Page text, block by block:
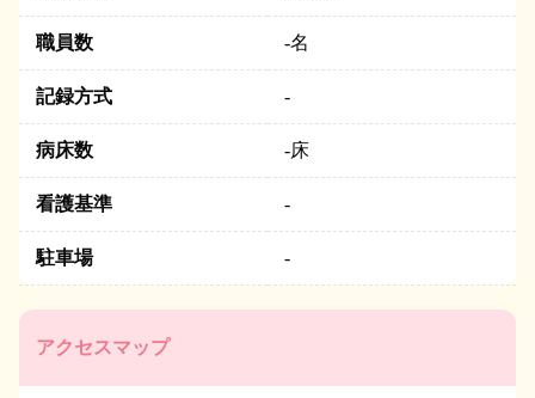
職員数 -名
記録方式 -
病床数 -床
看護基準 -
駐車場 -
アクセスマップ